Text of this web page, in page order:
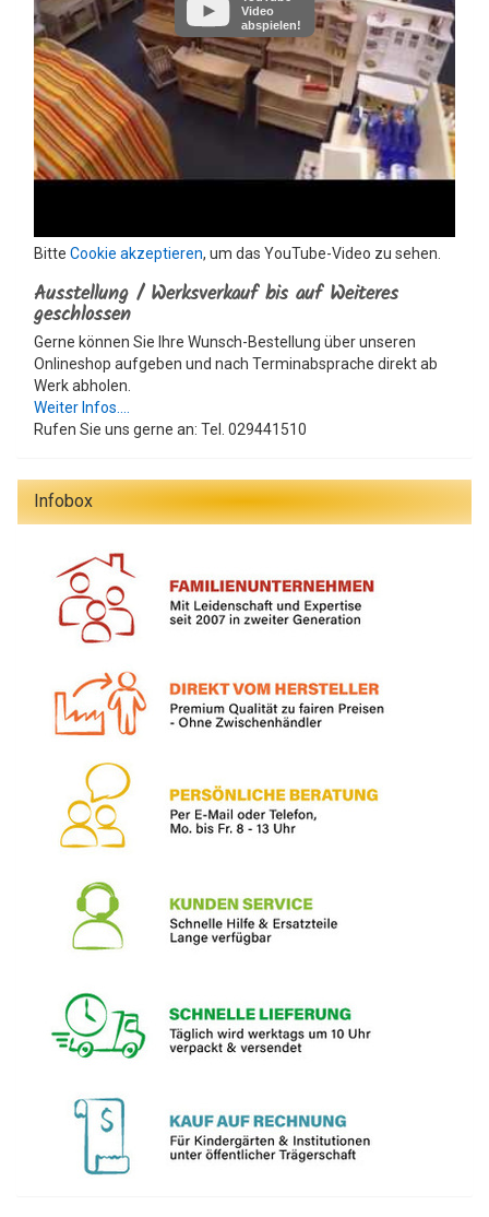
Video
abspielen!
Bitte Cookie akzeptieren, um das YouTube-Video zu sehen.
Ausstellung / Werksverkauf bis auf Weiteres
geschlossen
Gerne können Sie Ihre Wunsch-Bestellung über unseren
Onlineshop aufgeben und nach Terminabsprache direkt ab
Werk abholen.
Weiter Infos....
Rufen Sie uns gerne an: Tel. 029441510
Infobox